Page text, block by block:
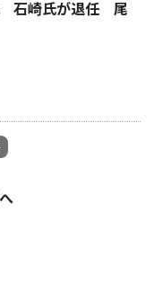
石崎氏が退任 尾